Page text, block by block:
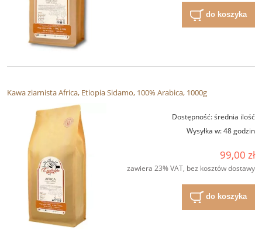
do koszyka
Kawa ziarnista Africa, Etiopia Sidamo, 100% Arabica, 1000g
Dostępność:średnia ilość
Wysyłka w:48 godzin
99,00 zł
zawiera 23% VAT, bez kosztów dostawy
do koszyka